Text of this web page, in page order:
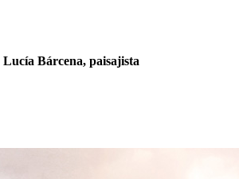
Lucía Bárcena, paisajista